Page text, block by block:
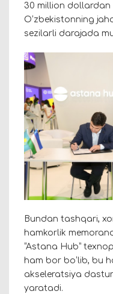
30 million
O‘zbekistonning
sezilarli darajada
Bundan tashqari,
hamkorlik
“Astana Hub”
ham bor boʻlib, bu
akseleratsiya
yaratadi.